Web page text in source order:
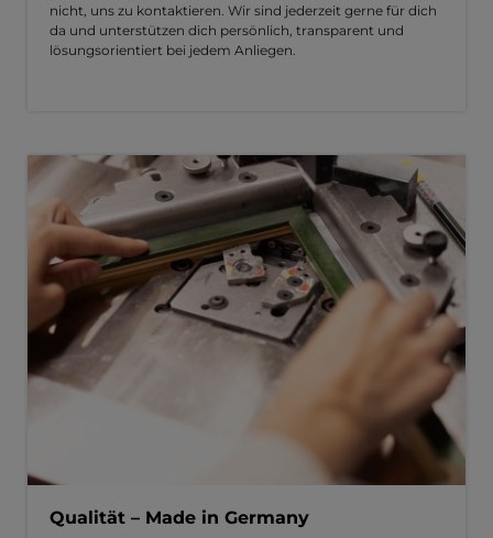
nicht, uns zu kontaktieren. Wir sind jederzeit gerne für dich
da und unterstützen dich persönlich, transparent und
lösungsorientiert bei jedem Anliegen.
Qualität – Made in Germany